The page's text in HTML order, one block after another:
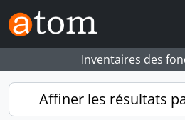
Skip to main content
Inventaires des
Affiner les résultats